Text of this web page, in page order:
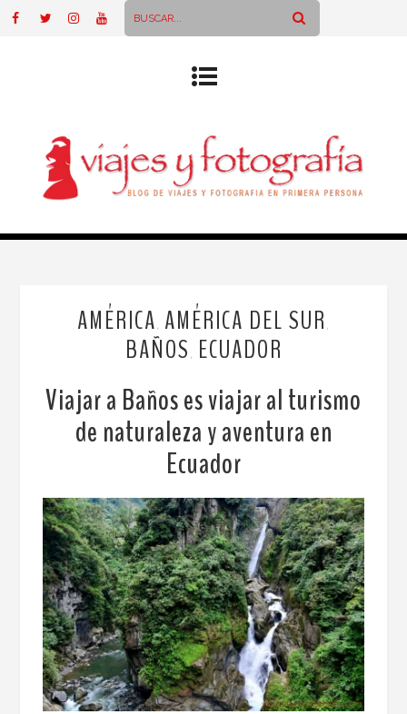
AMÉRICA AMÉRICA DEL SUR
BAÑOS ECUADOR
Viajar a Baños es viajar al turismo
de naturaleza y aventura en
Ecuador